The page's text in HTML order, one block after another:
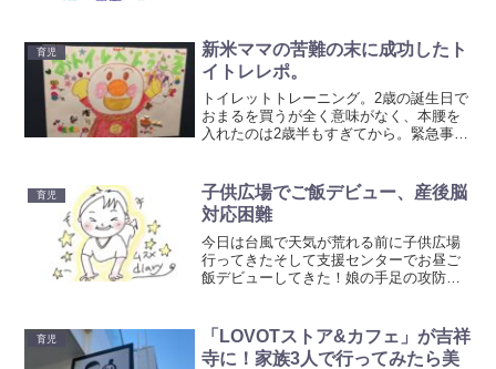
育児
新米ママの苦難の末に成功したト
イトレレポ。
トイレットトレーニング。2歳の誕生日で
おまるを買うが全く意味がなく、本腰を
入れたのは2歳半もすぎてから。緊急事態
てトイトレを再開した。その後しばらく
してトイレが成功しだし、パンツへ移行
できるほどに成長した経過のレポ。
育児
子供広場でご飯デビュー、産後脳
対応困難
今日は台風で天気が荒れる前に子供広場
行ってきたそして支援センターでお昼ご
飯デビューしてきた！娘の手足の攻防を
話入ってこないのに、返さなきゃいかん
スキル！この産後のバカ脳...
育児
「LOVOTストア&カフェ」が吉祥
寺に！家族3人で行ってみたら美